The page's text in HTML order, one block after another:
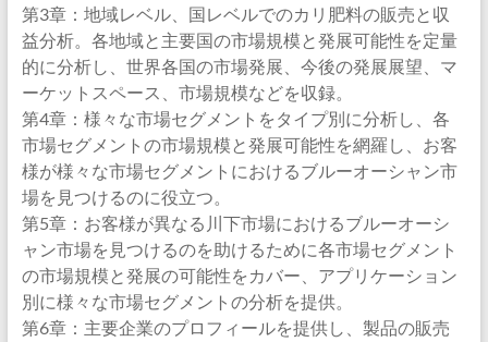
第3章：地域レベル、国レベルでのカリ肥料の販売と収
益分析。各地域と主要国の市場規模と発展可能性を定量
的に分析し、世界各国の市場発展、今後の発展展望、マ
ーケットスペース、市場規模などを収録。
第4章：様々な市場セグメントをタイプ別に分析し、各
市場セグメントの市場規模と発展可能性を網羅し、お客
様が様々な市場セグメントにおけるブルーオーシャン市
場を見つけるのに役立つ。
第5章：お客様が異なる川下市場におけるブルーオーシ
ャン市場を見つけるのを助けるために各市場セグメント
の市場規模と発展の可能性をカバー、アプリケーション
別に様々な市場セグメントの分析を提供。
第6章：主要企業のプロフィールを提供し、製品の販売